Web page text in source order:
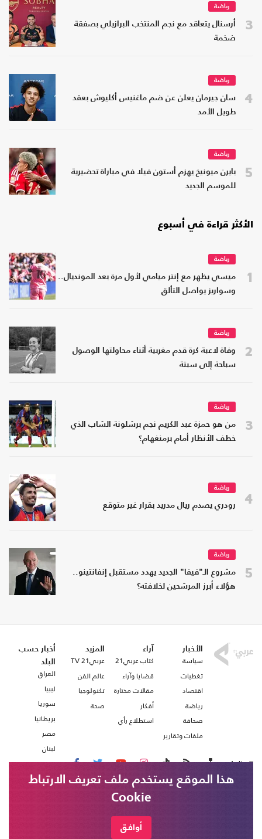
3
رياضة
أرسنال يتعاقد مع نجم المنتخب البرازيلي بصفقة
ضخمة
4
رياضة
سان جيرمان يعلن عن ضم ماغنيس أكليوش بعقد
طويل الأمد
5
رياضة
بايرن ميونيخ يهزم أستون فيلا في مباراة تحضيرية
للموسم الجديد
الأكثر قراءة في أسبوع
1
رياضة
ميسي يظهر مع إنتر ميامي لأول مرة بعد المونديال..
وسواريز يواصل التألق
2
رياضة
وفاة لاعبة كرة قدم مغربية أثناء محاولتها الوصول
سباحة إلى سبتة
3
رياضة
من هو حمزة عبد الكريم نجم برشلونة الشاب الذي
خطف الأنظار أمام برمنغهام؟
4
رياضة
رودري يصدم ريال مدريد بقرار غير متوقع
5
رياضة
مشروع الـ"فيفا" الجديد يهدد مستقبل إنفانتينو..
هؤلاء أبرز المرشحين لخلافته؟
الأخبار
سياسة
تغطيات
اقتصاد
رياضة
صحافة
ملفات وتقارير
آراء
كتاب عربي21
قضايا وآراء
مقالات مختارة
أفكار
استطلاع رأي
المزيد
عربي21 TV
عالم الفن
تكنولوجيا
صحة
أخبار حسب
البلد
العراق
ليبيا
سوريا
بريطانيا
مصر
لبنان
تابعنا على
هذا الموقع يستخدم ملف تعريف الارتباط
Cookie
أوافق